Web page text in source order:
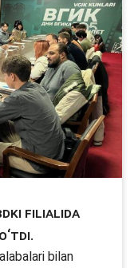
filialida
bilan